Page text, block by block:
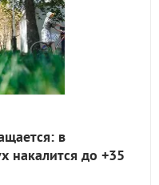
в
накалится до +35